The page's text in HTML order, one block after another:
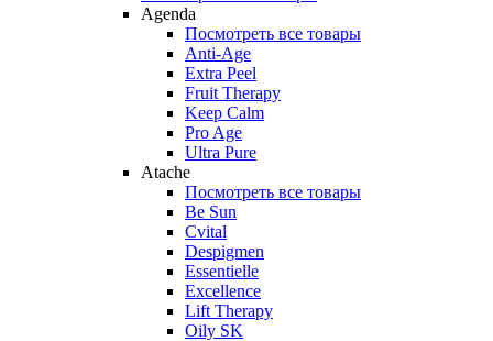
Agenda
Посмотреть все товары
Anti‑Age
Extra Peel
Fruit Therapy
Keep Calm
Pro Age
Ultra Pure
Atache
Посмотреть все товары
Be Sun
Cvital
Despigmen
Essentielle
Excellence
Lift Therapy
Oily SK